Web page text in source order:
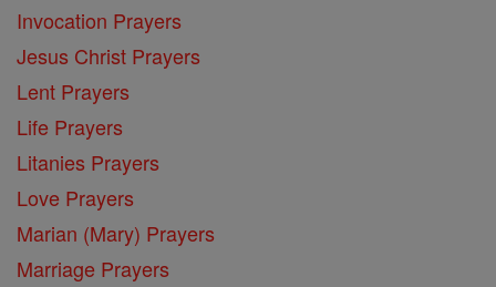
Invocation Prayers
Jesus Christ Prayers
Lent Prayers
Life Prayers
Litanies Prayers
Love Prayers
Marian (Mary) Prayers
Marriage Prayers